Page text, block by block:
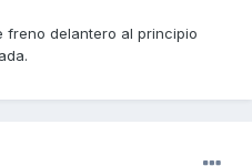
freno delantero al principio